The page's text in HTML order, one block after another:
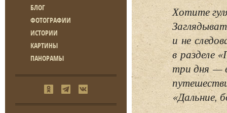
БЛОГ
ФОТОГРАФИИ
ИСТОРИИ
КАРТИНЫ
ПАНОРАМЫ
Хотите
и не
в разделе
три дня —
«Дальние,